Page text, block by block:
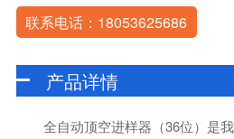
联系电话：18053625686
产品详情
全自动顶空进样器（36位）是我